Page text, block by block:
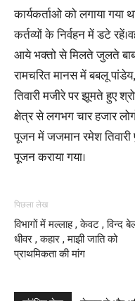
कार्यकर्ताओ को लगाया गया
कर्तव्यों के निर्वहन में डटे
आये भक्तो से मिलते जुलते
रामचरित मानस में बबलू
तिवारी मजीरे पर झूमते हुए
क्षेत्र से लगभग चार हजार
पूजन में जजमान रमेश तिवारी
पूजन कराया गया।
पिछला लेख
विभागों में मल्लाह , केवट , विन्द
धीवर , कहार , माझी जाति को
प्राथमिकता की मांग